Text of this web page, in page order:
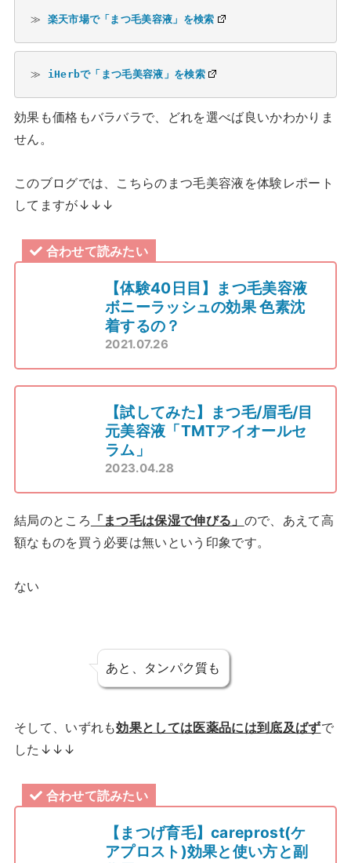
≫ 楽天市場で「まつ毛美容液」を検索
≫ iHerbで「まつ毛美容液」を検索
効果も価格もバラバラで、どれを選べば良いかわかりま
せん。
このブログでは、こちらのまつ毛美容液を体験レポート
してますが↓↓↓
合わせて読みたい
【体験40日目】まつ毛美容液
ボニーラッシュの効果 色素沈
着するの？
2021.07.26
【試してみた】まつ毛/眉毛/目
元美容液「TMTアイオールセ
ラム」
2023.04.28
結局のところ 「まつ毛は保湿で伸びる」 ので、あえて高
額なものを買う必要は無いという印象です。
ない
あと、タンパク質も
そして、いずれも効果としては医薬品には到底及ばずで
した↓↓↓
合わせて読みたい
【まつげ育毛】careprost(ケ
アプロスト)効果と使い方と副